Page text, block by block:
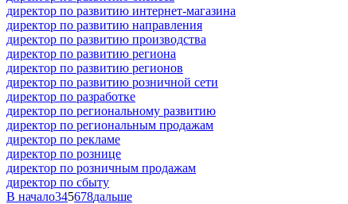
директор по развитию интернет-магазина
директор по развитию направления
директор по развитию производства
директор по развитию региона
директор по развитию регионов
директор по развитию розничной сети
директор по разработке
директор по региональному развитию
директор по региональным продажам
директор по рекламе
директор по рознице
директор по розничным продажам
директор по сбыту
В начало345678дальше